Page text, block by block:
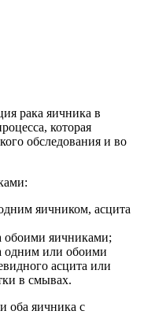
рака яичника в
которая
обследования и во
яичником, асцита
обоими яичниками;
одним или обоими
асцита или
в смывах.
оба яичника с